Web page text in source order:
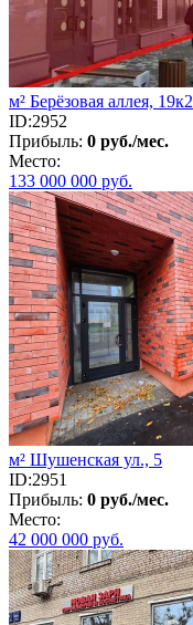
м² Берёзовая аллея, 19к2
ID:2952
Прибыль: 0 руб./мес.
Место:
133 000 000 руб.
м² Шушенская ул., 5
ID:2951
Прибыль: 0 руб./мес.
Место:
42 000 000 руб.